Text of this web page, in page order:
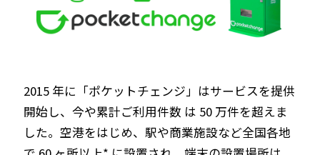
2015 年に「ポケットチェンジ」はサービスを提供
開始し、今や累計ご利用件数 は 50 万件を超えま
した。空港をはじめ、駅や商業施設など全国各地